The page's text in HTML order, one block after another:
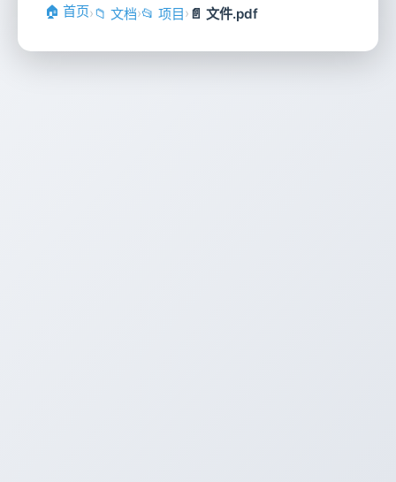
🏠 首页›📁 文档›📂 项目› 📄 文件.pdf